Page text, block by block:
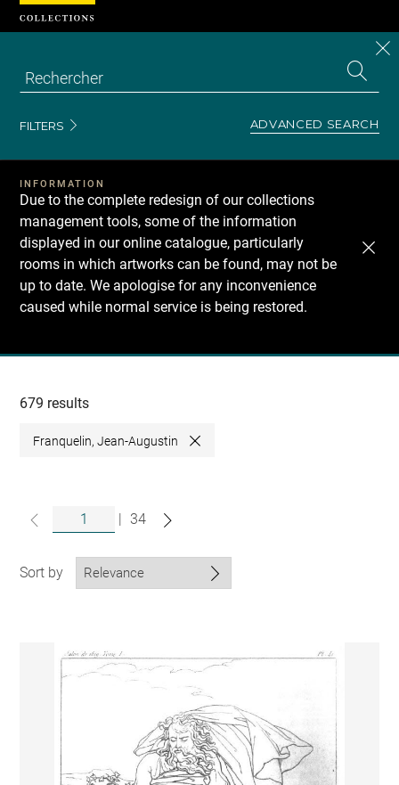
FILTERS ADVANCED SEARCH
INFORMATION
Due to the complete redesign of our collections
management tools, some of the information
displayed in our online catalogue, particularly
rooms in which artworks can be found, may not be
up to date. We apologise for any inconvenience
caused while normal service is being restored.
Recherche
collections
679 results
Franquelin, Jean-Augustin Close
34
Sort by
Cookies management panel